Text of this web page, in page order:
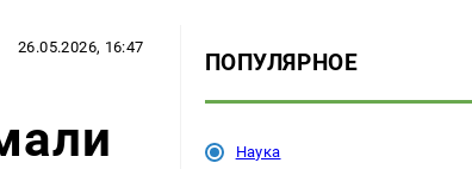
26.05.2026, 16:47
ПОПУЛЯРНОЕ
Наука